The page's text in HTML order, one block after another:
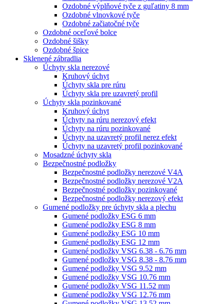
Ozdobné výplňové tyče z guľatiny 8 mm
Ozdobné vlnovkové tyče
Ozdobné začiatočné tyče
Ozdobné oceľové bolce
Ozdobné šišky
Ozdobné špice
Sklenené zábradlia
Úchyty skla nerezové
Kruhový úchyt
Úchyty skla pre rúru
Úchyty skla pre uzavretý profil
Úchyty skla pozinkované
Kruhový úchyt
Úchyty na rúru nerezový efekt
Úchyty na rúru pozinkované
Úchyty na uzavretý profil nerez efekt
Úchyty na uzavretý profil pozinkované
Mosadzné úchyty skla
Bezpečnostné podložky
Bezpečnostné podložky nerezové V4A
Bezpečnostné podložky nerezové V2A
Bezpečnostné podložky pozinkované
Bezpečnostné podložky nerezový efekt
Gumené podložky pre úchyty skla a plechu
Gumené podložky ESG 6 mm
Gumené podložky ESG 8 mm
Gumené podložky ESG 10 mm
Gumené podložky ESG 12 mm
Gumené podložky VSG 6.38 - 6.76 mm
Gumené podložky VSG 8.38 - 8.76 mm
Gumené podložky VSG 9.52 mm
Gumené podložky VSG 10.76 mm
Gumené podložky VSG 11.52 mm
Gumené podložky VSG 12.76 mm